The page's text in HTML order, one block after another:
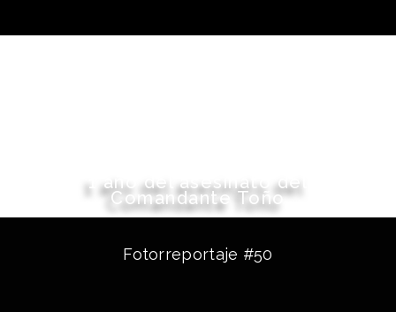
1 año del asesinato del
Comandante Toño
Fotorreportaje #50